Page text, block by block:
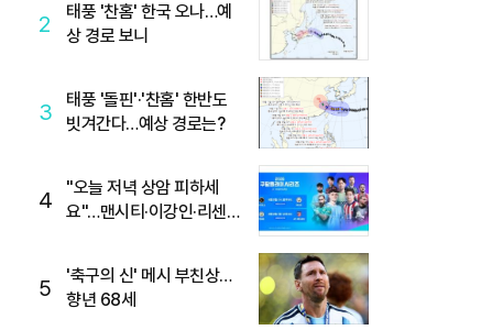
2
태풍 '찬홈' 한국 오나…예
상 경로 보니
3
태풍 '돌핀'·'찬홈' 한반도
빗겨간다…예상 경로는?
4
"오늘 저녁 상암 피하세
요"…맨시티·이강인·리센느
5
'축구의 신' 메시 부친상…
향년 68세